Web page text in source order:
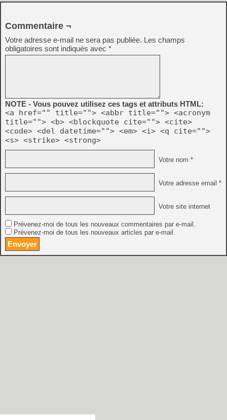
Commentaire ¬
Votre adresse e-mail ne sera pas publiée. Les champs
obligatoires sont indiqués avec *
NOTE - Vous pouvez utilisez ces tags et attributs HTML:
<a href="" title=""> <abbr title=""> <acronym
title=""> <b> <blockquote cite=""> <cite>
<code> <del datetime=""> <em> <i> <q cite="">
<s> <strike> <strong>
Votre nom *
Votre adresse email *
Votre site internet
Prévenez-moi de tous les nouveaux commentaires par e-mail.
Prévenez-moi de tous les nouveaux articles par e-mail.